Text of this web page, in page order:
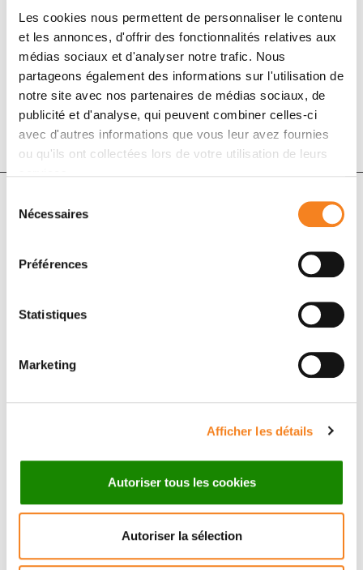
Les cookies nous permettent de personnaliser le contenu
et les annonces, d'offrir des fonctionnalités relatives aux
médias sociaux et d'analyser notre trafic. Nous
partageons également des informations sur l'utilisation de
notre site avec nos partenaires de médias sociaux, de
publicité et d'analyse, qui peuvent combiner celles-ci
avec d'autres informations que vous leur avez fournies
ou qu'ils ont collectées lors de votre utilisation de leurs
Nécessaires
Préférences
Statistiques
Marketing
Afficher les détails
Autoriser tous les cookies
Autoriser la sélection
1 mars 2016
The British Journal of Radiology
DOI :10.1259/bjr.20150409
Nadia Besson, Victor Pernin, Sofia Zefkili, Youlia M
Suivez l'Institut Curie